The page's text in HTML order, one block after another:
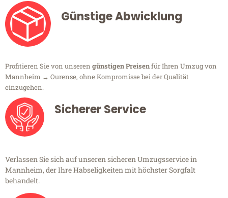
Günstige Abwicklung
Profitieren Sie von unseren günstigen Preisenfür Ihren Umzug von
Mannheim → Ourense, ohne Kompromisse bei der Qualität
einzugehen.
Sicherer Service
Verlassen Sie sich auf unseren sicheren Umzugsservice in
Mannheim, der Ihre Habseligkeiten mit höchster Sorgfalt
behandelt.